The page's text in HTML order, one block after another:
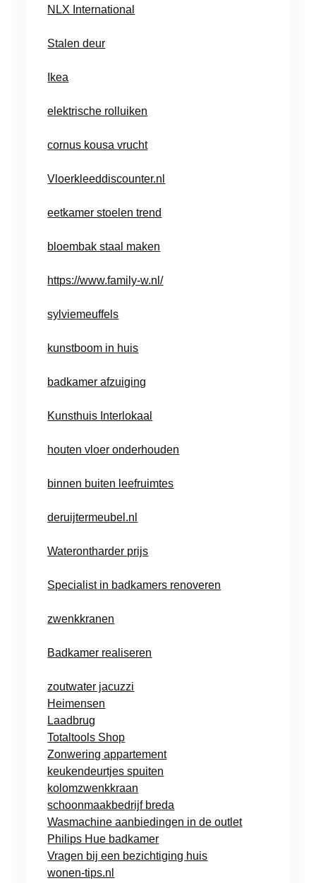
NLX International
Stalen deur
Ikea
elektrische rolluiken
cornus kousa vrucht
Vloerkleeddiscounter.nl
eetkamer stoelen trend
bloembak staal maken
https://www.family-w.nl/
sylviemeuffels
kunstboom in huis
badkamer afzuiging
Kunsthuis Interlokaal
houten vloer onderhouden
binnen buiten leefruimtes
deruijtermeubel.nl
Waterontharder prijs
Specialist in badkamers renoveren
zwenkkranen
Badkamer realiseren
zoutwater jacuzzi
Heimensen
Laadbrug
Totaltools Shop
Zonwering appartement
keukendeurtjes spuiten
kolomzwenkkraan
schoonmaakbedrijf breda
Wasmachine aanbiedingen in de outlet
Philips Hue badkamer
Vragen bij een bezichtiging huis
wonen-tips.nl